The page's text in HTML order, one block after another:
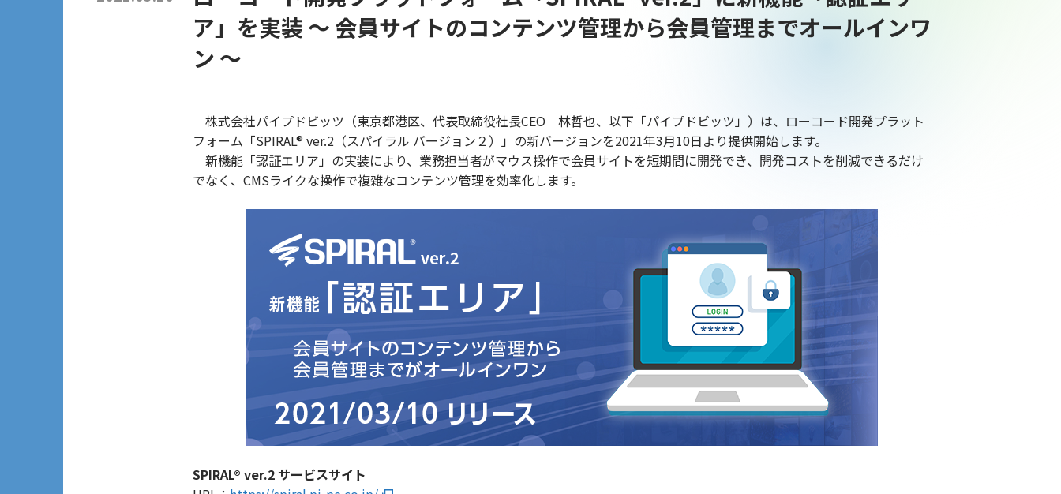
ア」を実装 ～ 会員サイトのコンテンツ管理から会員管理までオールインワ
ン ～
株式会社パイプドビッツ（東京都港区、代表取締役社長CEO 林哲也、以下「パイプドビッツ」）は、ローコード開発プラット
フォーム「SPIRAL® ver.2（スパイラル バージョン２）」の新バージョンを2021年3月10日より提供開始します。
新機能「認証エリア」の実装により、業務担当者がマウス操作で会員サイトを短期間に開発でき、開発コストを削減できるだけ
でなく、CMSライクな操作で複雑なコンテンツ管理を効率化します。
SPIRAL® ver.2 サービスサイト